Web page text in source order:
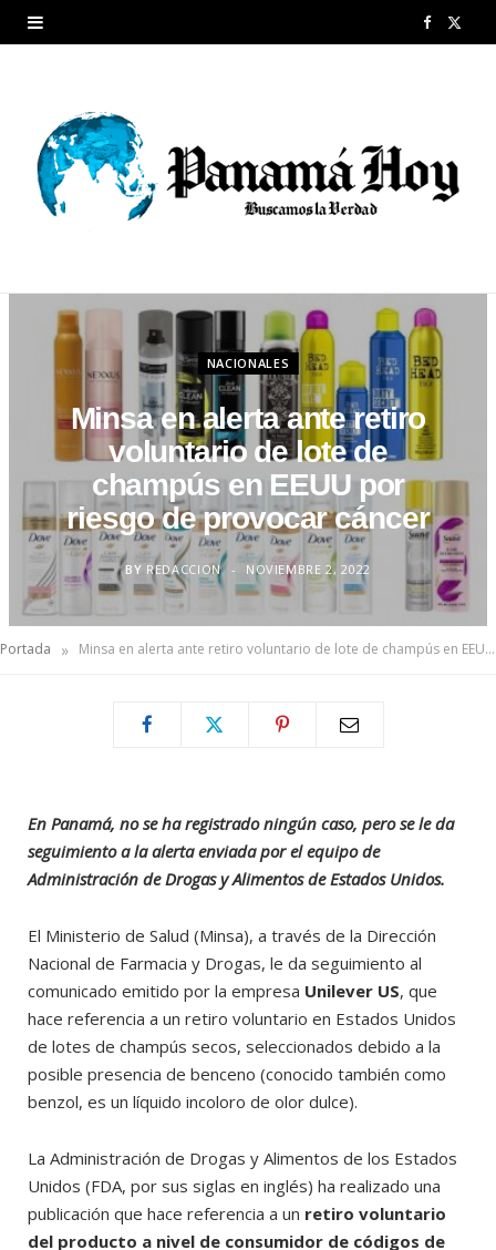
F
b
k
NACIONALES
Minsa en alerta ante retiro
voluntario de lote de
champús en EEUU por
riesgo de provocar cáncer
BY REDACCION NOVIEMBRE 2, 2022
Portada » Minsa en alerta ante retiro voluntario de lote de champús en EEUU por riesgo de provocar cáncer
En Panamá, no se ha registrado ningún caso, pero se le da
seguimiento a la alerta enviada por el equipo de
Administración de Drogas y Alimentos de Estados Unidos.
El Ministerio de Salud (Minsa), a través de la Dirección
Nacional de Farmacia y Drogas, le da seguimiento al
comunicado emitido por la empresa Unilever US, que
hace referencia a un retiro voluntario en Estados Unidos
de lotes de champús secos, seleccionados debido a la
posible presencia de benceno (conocido también como
benzol, es un líquido incoloro de olor dulce).
La Administración de Drogas y Alimentos de los Estados
Unidos (FDA, por sus siglas en inglés) ha realizado una
publicación que hace referencia a un retiro voluntario
del producto a nivel de consumidor de códigos de